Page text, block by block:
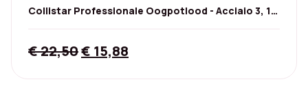
Collistar Professionale Oogpotlood - Acciaio 3, 1,2
€22,50Original
€ 15,88